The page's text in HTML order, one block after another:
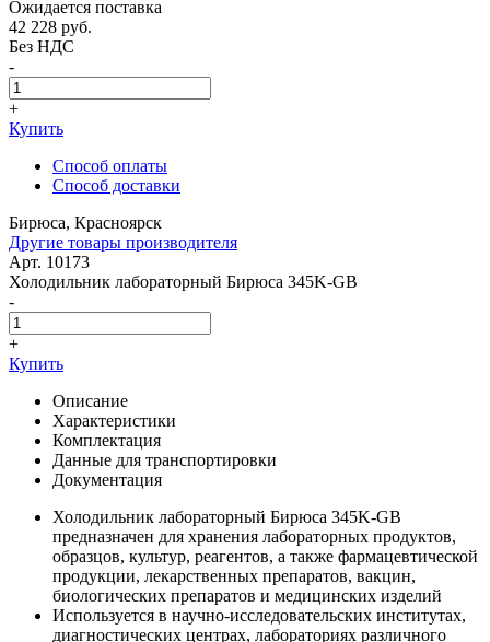
Ожидается поставка
42 228 руб.
Без НДС
-
+
Купить
Способ оплаты
Способ доставки
Бирюса, Красноярск
Другие товары производителя
Арт. 10173
Холодильник лабораторный Бирюса 345K-GB
-
+
Купить
Описание
Характеристики
Комплектация
Данные для транспортировки
Документация
Холодильник лабораторный Бирюса 345K-GB
предназначен для хранения лабораторных продуктов,
образцов, культур, реагентов, а также фармацевтической
продукции, лекарственных препаратов, вакцин,
биологических препаратов и медицинских изделий
Используется в научно-исследовательских институтах,
диагностических центрах, лабораториях различного